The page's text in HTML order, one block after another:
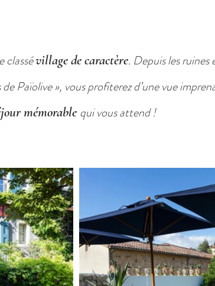
classévillage de caractère. Depuis les ruines
Païolive », vous profiterez d’une vue
mémorable qui vous attend !